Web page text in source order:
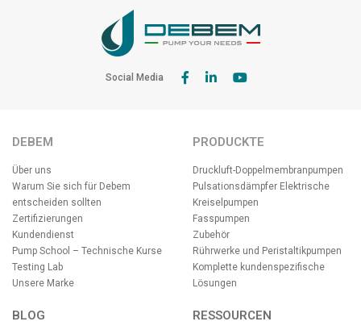
Social Media
DEBEM
Über uns
Warum Sie sich für Debem
entscheiden sollten
Zertifizierungen
Kundendienst
Pump School – Technische Kurse
Testing Lab
Unsere Marke
BLOG
PRODUCKTE
Druckluft-Doppelmembranpumpen
Pulsationsdämpfer Elektrische
Kreiselpumpen
Fasspumpen
Zubehör
Rührwerke und Peristaltikpumpen
Komplette kundenspezifische
Lösungen
RESSOURCEN